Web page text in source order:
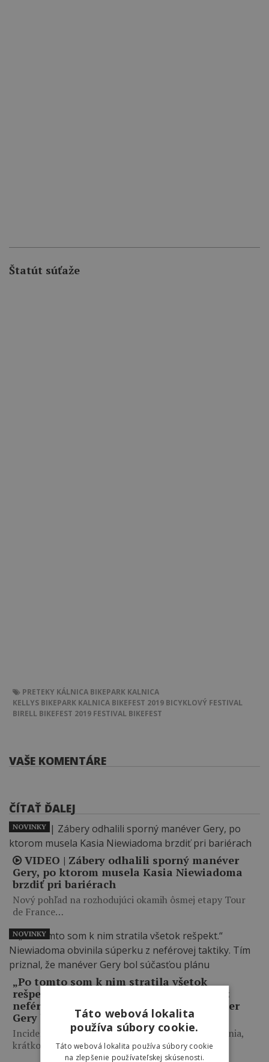
Štatút súťaže
PRETEKY KÁLNICA BIKEPARK KALNICA
KELLYS BIKEPARK KALNICA BIKEFEST 2019 BICYKLOVÝ FESTIVAL
BIRELL BIKEFEST 2019 FESTIVAL BIKEFEST
VAŠE KOMENTÁRE
ČÍTAŤ ĎALEJ
VIDEO | Zábery odhalili sporný manéver
Gery, po ktorom musela Kasia Niewiadoma
brzdiť pri bariérach
Nový pohľad na rozhodujúci okamih ôsmej etapy Tour
de France…
NOVINKY
„Po tomto som k nim stratila všetok
rešpekt.“ Niewiadoma obvinila súperku z
neférovej taktiky. Tím priznal, že manéver
Gery bol súčasťou plánu
Incident sa odohral na začiatku posledného stúpania,
krátko pred rozhodujúcim…
NOVINKY
Táto webová lokalita
používa súbory cookie.
Táto webová lokalita používa súbory cookie
na zlepšenie používateľskej skúsenosti.